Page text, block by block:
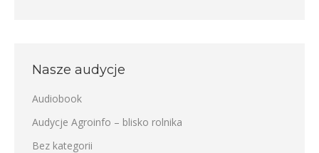
Nasze audycje
Audiobook
Audycje Agroinfo – blisko rolnika
Bez kategorii